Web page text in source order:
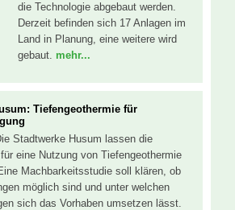
die Technologie abgebaut werden.
Derzeit befinden sich 17 Anlagen im
Land in Planung, eine weitere wird
gebaut. mehr...
Tiefengeothermie für
Stadtwerke Husum lassen die
eine Nutzung von Tiefengeothermie
Machbarkeitsstudie soll klären, ob
möglich sind und unter welchen
sich das Vorhaben umsetzen lässt.